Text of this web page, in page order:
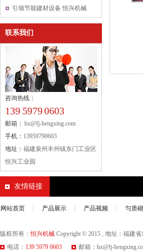
备可以做什么砖
引领节能建材设备 恒兴机械
业大会
联系我们
咨询热线：
139 5979 0603
邮箱： hx@fj-hengxing.com
手机： 13959790603
地址： 福建泉州丰州镇东门工业区
恒兴工业园
友情链接
网站首页 产品展示 产品视频 匀质
版权所有：恒兴机械 Copyright © 2015 , 地址：福建
电话： 139 5979 0603
邮箱：hx@fj-